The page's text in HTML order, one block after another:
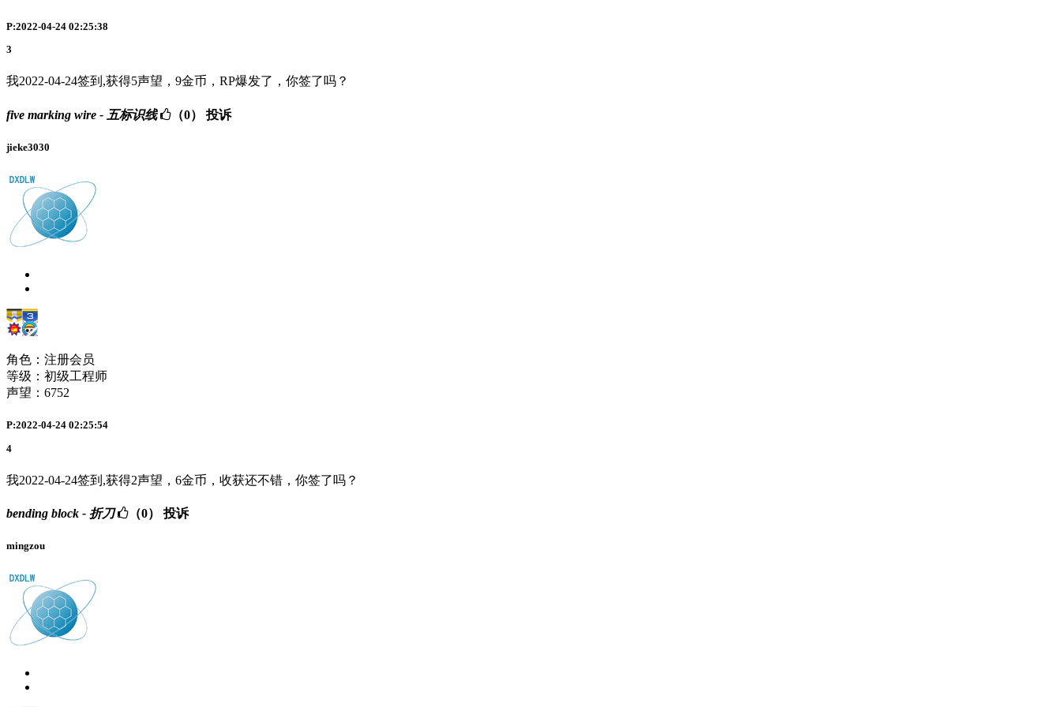
P:2022-04-24 02:25:38
3
我2022-04-24签到,获得5声望，9金币，RP爆发了，你签了吗？
five marking wire - 五标识线 （0） 投诉
jieke3030
角色：注册会员
等级：初级工程师
声望： 6752
P:2022-04-24 02:25:54
4
我2022-04-24签到,获得2声望，6金币，收获还不错，你签了吗？
bending block - 折刀 （0） 投诉
mingzou